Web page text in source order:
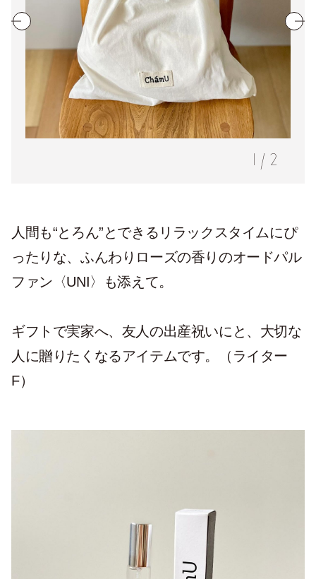
1 / 2
人間も“とろん”とできるリラックスタイムにぴ
ったりな、ふんわりローズの⾹りのオードパル
ファン〈UNI〉も添えて。
ギフトで実家へ、友人の出産祝いにと、大切な
人に贈りたくなるアイテムです。（ライター
F）